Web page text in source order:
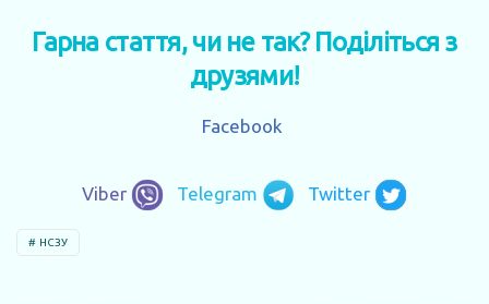
Гарна стаття, чи не так? Поділіться з
друзями!
Facebook
Viber Telegram Twitter
НСЗУ